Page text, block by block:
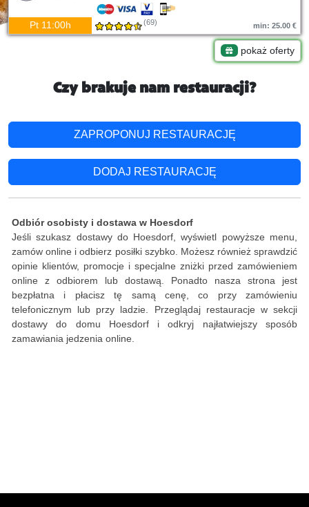
Pt 11:00h (69) min: 25.00 €
pokaż oferty
Czy brakuje nam restauracji?
ZAPROPONUJ RESTAURACJĘ
DODAJ RESTAURACJĘ
Odbiór osobisty i dostawa w Hoesdorf
Jeśli szukasz dostawy do Hoesdorf, wyświetl powyższe menu,
zamów online i odbierz posiłki szybko. Możesz również sprawdzić
opinie klientów, promocje i specjalne zniżki przed zamówieniem
online z odbiorem lub dostawą. Ponadto nasza strona jest
bezpłatna i płacisz tę samą cenę, co przy zamówieniu
telefonicznym lub przy ladzie. Przeglądaj restauracje w sekcji
dostawy do domu Hoesdorf i odkryj najłatwiejszy sposób
zamawiania jedzenia online.